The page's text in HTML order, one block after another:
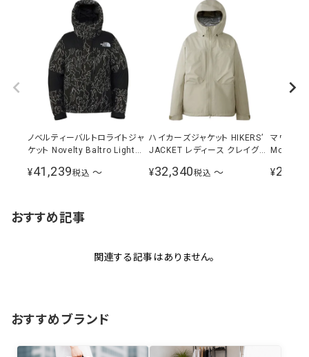
ノベルティーバルトロライトジャ
ケット Novelty Baltro Light
ーク ND92341 KB
¥41,239税込 〜
ハイカーズジャケット HIKERS’
JACKET レディース クレイグレ
¥32,340税込 〜
マウンテ
¥
おすすめ記事
関連する記事はありません。
おすすめブランド